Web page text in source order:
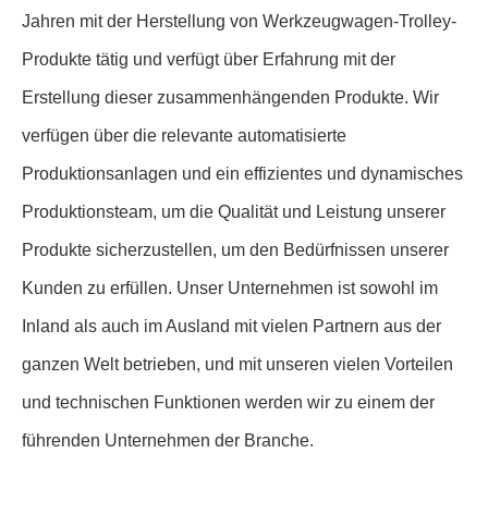
Jahren mit der Herstellung von Werkzeugwagen-Trolley-
Produkte tätig und verfügt über Erfahrung mit der
Erstellung dieser zusammenhängenden Produkte. Wir
verfügen über die relevante automatisierte
Produktionsanlagen und ein effizientes und dynamisches
Produktionsteam, um die Qualität und Leistung unserer
Produkte sicherzustellen, um den Bedürfnissen unserer
Kunden zu erfüllen. Unser Unternehmen ist sowohl im
Inland als auch im Ausland mit vielen Partnern aus der
ganzen Welt betrieben, und mit unseren vielen Vorteilen
und technischen Funktionen werden wir zu einem der
führenden Unternehmen der Branche.